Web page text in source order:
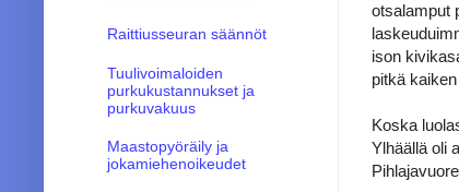
otsalamput
ison
pitkä
Koska
Ylhäällä oli
Raittiusseuran säännöt
Tuulivoimaloiden
purkukustannukset ja
purkuvakuus
Maastopyöräily ja
jokamiehenoikeudet